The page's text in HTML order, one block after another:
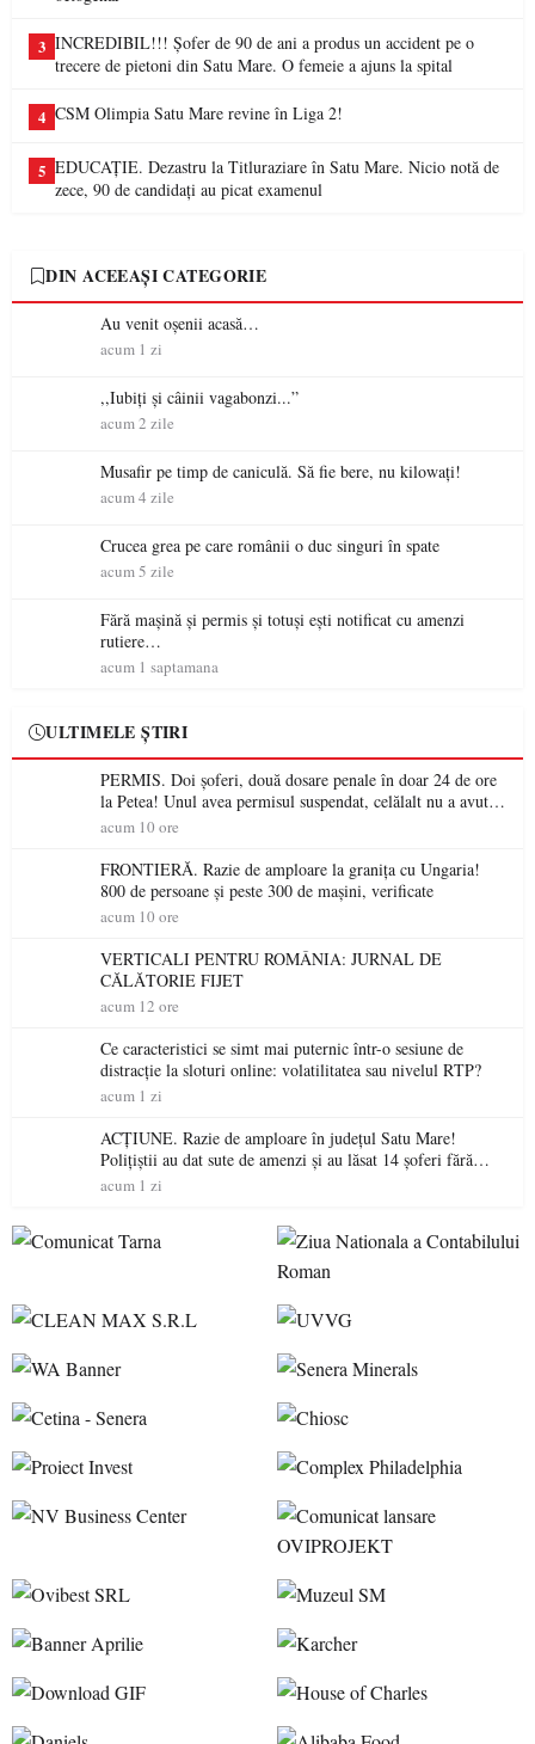
3 INCREDIBIL!!! Șofer de 90 de ani a produs un accident pe o
trecere de pietoni din Satu Mare. O femeie a ajuns la spital
4 CSM Olimpia Satu Mare revine în Liga 2!
5 EDUCAȚIE. Dezastru la Titluraziare în Satu Mare. Nicio notă de
zece, 90 de candidați au picat examenul
DIN ACEEAȘI CATEGORIE
Au venit oșenii acasă…
acum 1 zi
,,Iubiți și câinii vagabonzi...”
acum 2 zile
Musafir pe timp de caniculă. Să fie bere, nu kilowați!
acum 4 zile
Crucea grea pe care românii o duc singuri în spate
acum 5 zile
Fără mașină și permis și totuși ești notificat cu amenzi
rutiere…
acum 1 saptamana
ULTIMELE ȘTIRI
PERMIS. Doi șoferi, două dosare penale în doar 24 de ore
la Petea! Unul avea permisul suspendat, celălalt nu a avut
niciodată permis
acum 10 ore
FRONTIERĂ. Razie de amploare la granița cu Ungaria!
800 de persoane și peste 300 de mașini, verificate
acum 10 ore
VERTICALI PENTRU ROMÂNIA: JURNAL DE
CĂLĂTORIE FIJET
acum 12 ore
Ce caracteristici se simt mai puternic într-o sesiune de
distracție la sloturi online: volatilitatea sau nivelul RTP?
acum 1 zi
ACȚIUNE. Razie de amploare în județul Satu Mare!
Polițiștii au dat sute de amenzi și au lăsat 14 șoferi fără
permis într-o singură zi
acum 1 zi